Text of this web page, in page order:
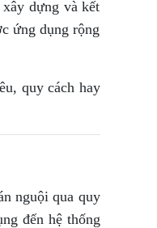
dựng và kết
ứng dụng rộng
quy cách hay
nguội qua quy
đến hệ thống